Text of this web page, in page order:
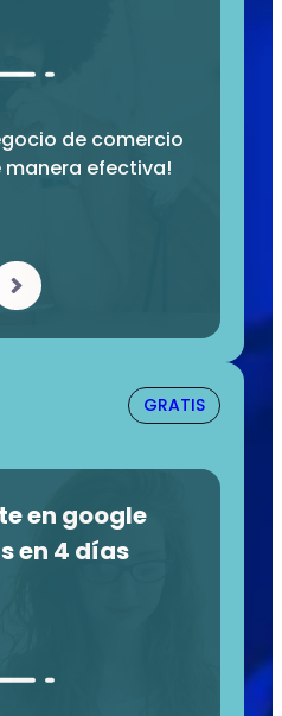
de comercio
efectiva!
GRATIS
en google
en 4 días